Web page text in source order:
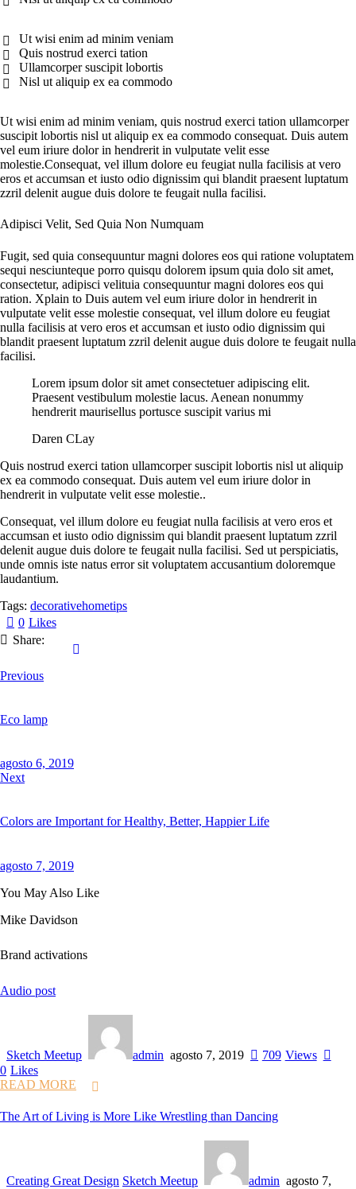
Ut wisi enim ad minim veniam
Quis nostrud exerci tation
Ullamcorper suscipit lobortis
Nisl ut aliquip ex ea commodo
Ut wisi enim ad minim veniam, quis nostrud exerci tation ullamcorper
suscipit lobortis nisl ut aliquip ex ea commodo consequat. Duis autem
vel eum iriure dolor in hendrerit in vulputate velit esse
molestie.Сonsequat, vel illum dolore eu feugiat nulla facilisis at vero
eros et accumsan et iusto odio dignissim qui blandit praesent luptatum
zzril delenit augue duis dolore te feugait nulla facilisi.
Adipisci Velit, Sed Quia Non Numquam
Fugit, sed quia consequuntur magni dolores eos qui ratione voluptatem
sequi nesciunteque porro quisqu dolorem ipsum quia dolo sit amet,
consectetur, adipisci velituia consequuntur magni dolores eos qui
ration. Xplain to Duis autem vel eum iriure dolor in hendrerit in
vulputate velit esse molestie consequat, vel illum dolore eu feugiat
nulla facilisis at vero eros et accumsan et iusto odio dignissim qui
blandit praesent luptatum zzril delenit augue duis dolore te feugait nulla
facilisi.
Lorem ipsum dolor sit amet consectetuer adipiscing elit.
Praesent vestibulum molestie lacus. Aenean nonummy
hendrerit maurisellus portusce suscipit varius mi
Daren CLay
Quis nostrud exerci tation ullamcorper suscipit lobortis nisl ut aliquip
ex ea commodo consequat. Duis autem vel eum iriure dolor in
hendrerit in vulputate velit esse molestie..
Сonsequat, vel illum dolore eu feugiat nulla facilisis at vero eros et
accumsan et iusto odio dignissim qui blandit praesent luptatum zzril
delenit augue duis dolore te feugait nulla facilisi. Sed ut perspiciatis,
unde omnis iste natus error sit voluptatem accusantium doloremque
laudantium.
Tags: decorativehometips
0 Likes
Share:
Navegación
Previous
Eco lamp
agosto 6, 2019
Next
Colors are Important for Healthy, Better, Happier Life
agosto 7, 2019
You May Also Like
Mike Davidson
Brand activations
Audio post
Sketch Meetup admin agosto 7, 2019 709 Views
0 Likes
READ MORE
The Art of Living is More Like Wrestling than Dancing
Creating Great Design Sketch Meetup admin agosto 7,